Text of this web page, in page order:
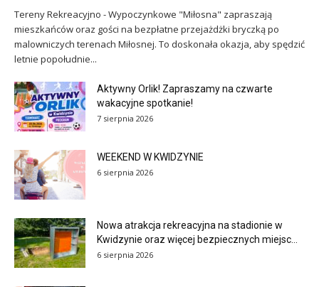
Tereny Rekreacyjno - Wypoczynkowe "Miłosna" zapraszają
mieszkańców oraz gości na bezpłatne przejażdżki bryczką po
malowniczych terenach Miłosnej. To doskonała okazja, aby spędzić
letnie popołudnie...
Aktywny Orlik! Zapraszamy na czwarte
wakacyjne spotkanie!
7 sierpnia 2026
WEEKEND W KWIDZYNIE
6 sierpnia 2026
Nowa atrakcja rekreacyjna na stadionie w
Kwidzynie oraz więcej bezpiecznych miejsc...
6 sierpnia 2026